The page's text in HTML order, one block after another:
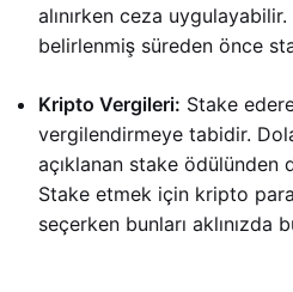
alınırken ceza
belirlenmiş süreden önce
Kripto Vergileri: Stake
vergilendirmeye tabidir.
açıklanan stake ödülünden
Stake etmek için kripto
seçerken bunları aklınızda